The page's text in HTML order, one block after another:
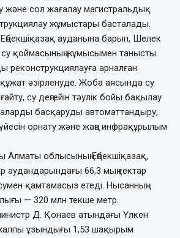
және сол жағалау магистральдық
жұмыстары басталады.
ауданына барып, Шелек
су қоймасының жұмысымен танысты.
реконструкциялауға арналған
әзірленуде. Жоба аясында су
су деңгейін тәулік бойы бақылау
басқаруды автоматтандыру,
орнату және жаңа инфрақұрылым
Алматы облысының Еңбекшіқазақ,
аудандарындағы 66,3 мың гектар
қамтамасыз етеді. Нысанның
— 320 млн текше метр.
Д. Қонаев атындағы Үлкен
ұзындығы 1,53 шақырым